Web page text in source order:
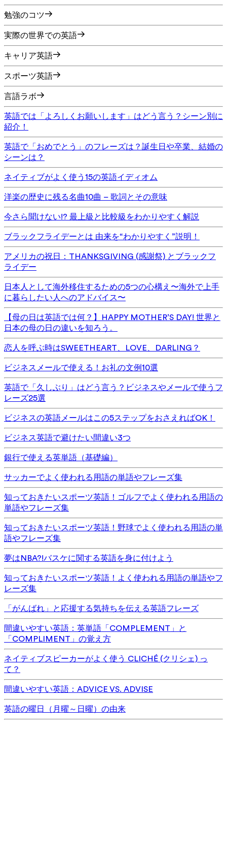
勉強のコツ
実際の世界での英語
キャリア英語
スポーツ英語
言語ラボ
英語では「よろしくお願いします」はどう言う？シーン別に
紹介！
英語で「おめでとう」のフレーズは？誕生日や卒業、結婚の
シーンは？
ネイティブがよく使う15の英語イディオム
洋楽の歴史に残る名曲10曲 – 歌詞とその意味
今さら聞けない!? 最上級と比較級をわかりやすく解説
ブラックフライデーとは 由来を“わかりやすく”説明！
アメリカの祝日：THANKSGIVING (感謝祭) とブラックフ
ライデー
日本人として海外移住するための5つの心構え〜海外で上手
に暮らしたい人へのアドバイス〜
【母の日は英語では何？】HAPPY MOTHER’S DAY! 世界と
日本の母の日の違いを知ろう。
恋人を呼ぶ時はSWEETHEART、LOVE、DARLING？
ビジネスメールで使える！お礼の文例10選
英語で「久しぶり」はどう言う？ビジネスやメールで使うフ
レーズ25選
ビジネスの英語メールはこの5ステップをおさえればOK！
ビジネス英語で避けたい間違い3つ
銀行で使える英単語（基礎編）
サッカーでよく使われる用語の単語やフレーズ集
知っておきたいスポーツ英語！ゴルフでよく使われる用語の
単語やフレーズ集
知っておきたいスポーツ英語！野球でよく使われる用語の単
語やフレーズ集
夢はNBA?!バスケに関する英語を身に付けよう
知っておきたいスポーツ英語！よく使われる用語の単語やフ
レーズ集
「がんばれ」と応援する気持ちを伝える英語フレーズ
間違いやすい英語：英単語「COMPLEMENT」と
「COMPLIMENT」の覚え方
ネイティブスピーカーがよく使う CLICHÉ (クリシェ) っ
て？
間違いやすい英語：ADVICE VS. ADVISE
英語の曜日（月曜～日曜）の由来